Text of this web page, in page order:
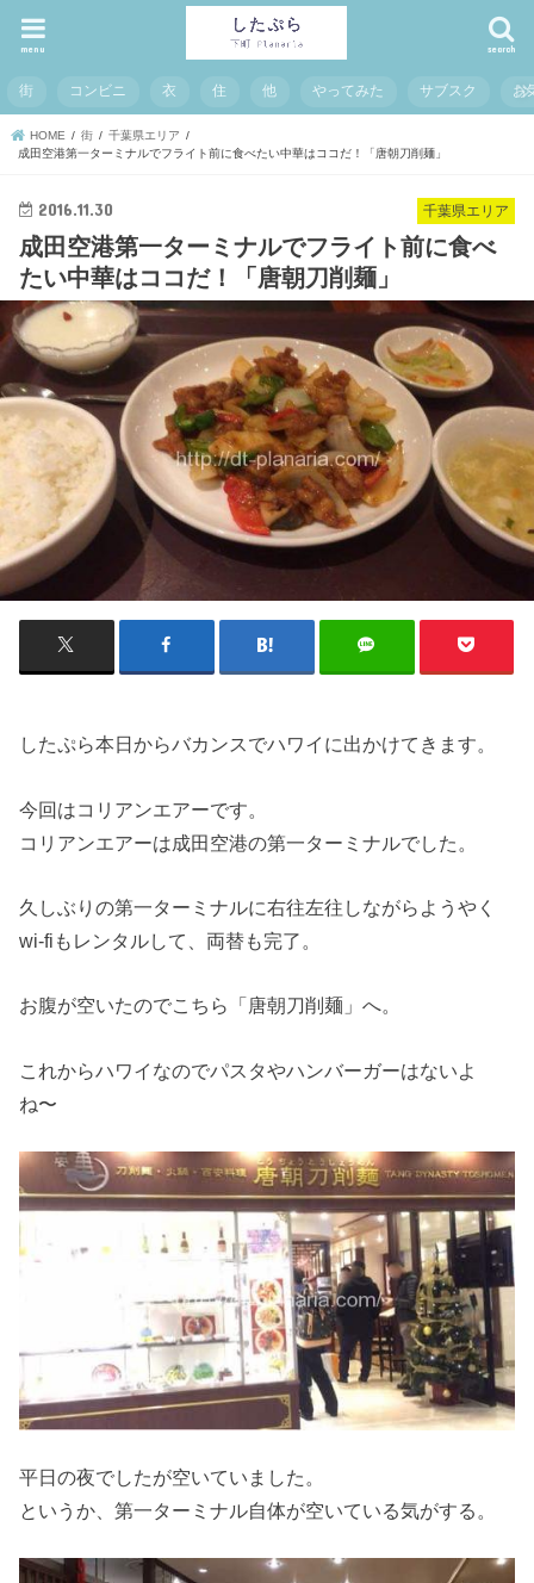
search
menu
街 コンビニ 衣 住 他 やってみた サブスク お
HOME 街
千葉県エリア
成田空港第一ターミナルでフライト前に食べたい中華はココだ！「唐朝刀削麺」
千葉県エリア
2016.11.30
成田空港第一ターミナルでフライト前に食べ
たい中華はココだ！「唐朝刀削麺」
したぷら本日からバカンスでハワイに出かけてきます。
今回はコリアンエアーです。
コリアンエアーは成田空港の第一ターミナルでした。
久しぶりの第一ターミナルに右往左往しながらようやく
wi-fiもレンタルして、両替も完了。
お腹が空いたのでこちら「唐朝刀削麺」へ。
これからハワイなのでパスタやハンバーガーはないよ
ね〜
平日の夜でしたが空いていました。
というか、第一ターミナル自体が空いている気がする。